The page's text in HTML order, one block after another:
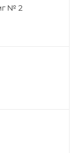
№ 2